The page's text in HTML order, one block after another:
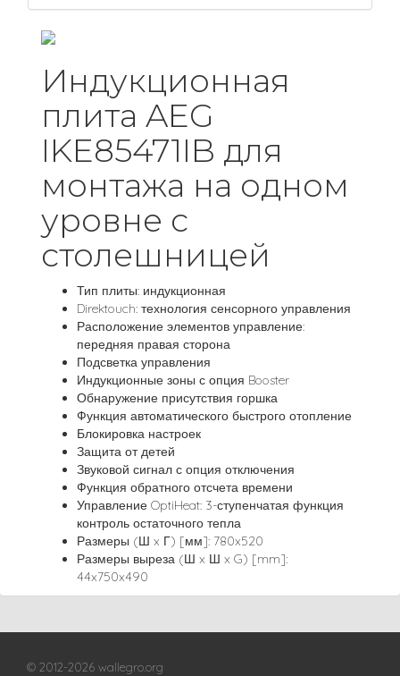
Индукционная
плита AEG
IKE85471IB для
монтажа на одном
уровне с
столешницей
Тип плиты: индукционная
Direktouch: технология сенсорного управления
Расположение элементов управление:
передняя правая сторона
Подсветка управления
Индукционные зоны с опция Booster
Обнаружение присутствия горшка
Функция автоматического быстрого отопление
Блокировка настроек
Защита от детей
Звуковой сигнал с опция отключения
Функция обратного отсчета времени
Управление OptiHeat: 3-ступенчатая функция
контроль остаточного тепла
Размеры (Ш x Г) [мм]: 780x520
Размеры выреза (Ш x Ш x G) [mm]:
44x750x490
© 2012-2026 wallegro.org